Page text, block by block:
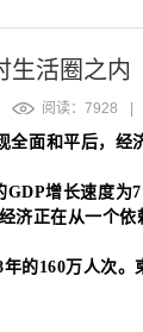
活圈之内
阅读：7928
全面和平后，经
GDP增长速度为
济正在从一个依
的160万人次。